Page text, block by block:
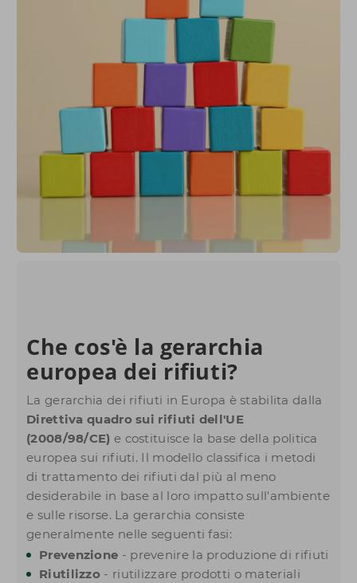
Che cos'è la gerarchia
europea dei rifiuti?
La gerarchia dei rifiuti in Europa è stabilita dalla
Direttiva quadro sui rifiuti dell'UE
(2008/98/CE) e costituisce la base della politica
europea sui rifiuti. Il modello classifica i metodi
di trattamento dei rifiuti dal più al meno
desiderabile in base al loro impatto sull'ambiente
e sulle risorse. La gerarchia consiste
generalmente nelle seguenti fasi:
Prevenzione - prevenire la produzione di rifiuti
Riutilizzo - riutilizzare prodotti o materiali